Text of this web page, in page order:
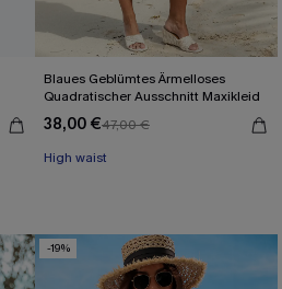
Blaues Geblümtes Ärmelloses
Quadratischer Ausschnitt Maxikleid
38,00 €47,00 €
High waist
-19%